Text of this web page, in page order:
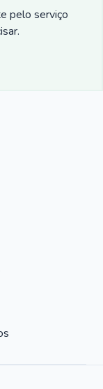
pelo serviço